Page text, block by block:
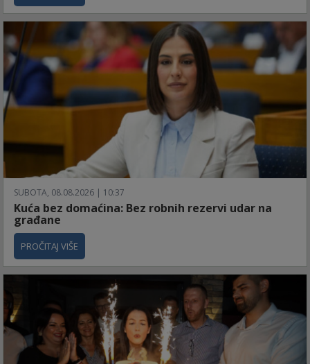
SUBOTA, 08.08.2026 | 10:37
Kuća bez domaćina: Bez robnih rezervi udar na
građane
PROČITAJ VIŠE